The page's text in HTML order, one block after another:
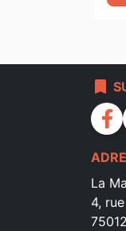
bookmark
facebook
La
4,